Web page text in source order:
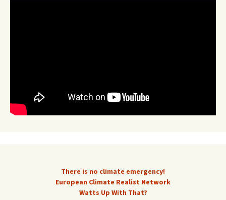
There is no climate emergency!
European Climate Realist Network
Watts Up With That?